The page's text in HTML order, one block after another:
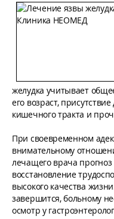
желудка учитывает
его возраст,
кишечного тракта и
При своевременном
внимательному
лечащего врача
восстановление
высокого качества
завершится, больному
осмотр у